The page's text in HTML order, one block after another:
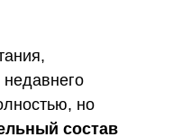
но
состав